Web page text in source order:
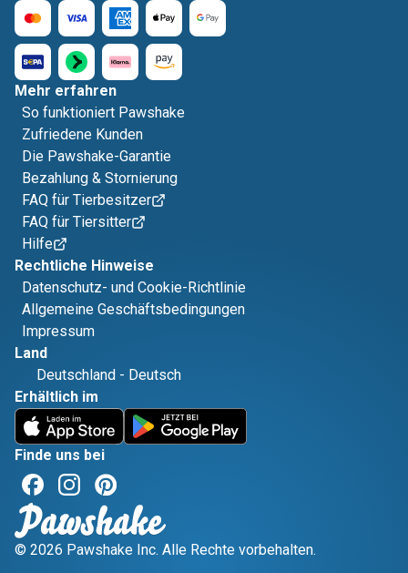
Mehr erfahren
So funktioniert Pawshake
Zufriedene Kunden
Die Pawshake-Garantie
Bezahlung & Stornierung
FAQ für Tierbesitzer
FAQ für Tiersitter
Hilfe
Rechtliche Hinweise
Datenschutz- und Cookie-Richtlinie
Allgemeine Geschäftsbedingungen
Impressum
Land
Deutschland - Deutsch
Erhältlich im
Finde uns bei
© 2026 Pawshake Inc. Alle Rechte vorbehalten.